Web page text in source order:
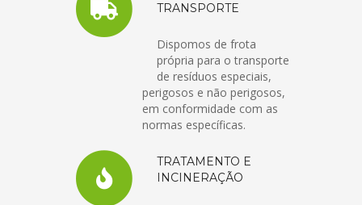
TRANSPORTE
Dispomos de frota
própria para o transporte
de resíduos especiais,
perigosos e não perigosos,
em conformidade com as
normas específicas.
TRATAMENTO E
INCINERAÇÃO